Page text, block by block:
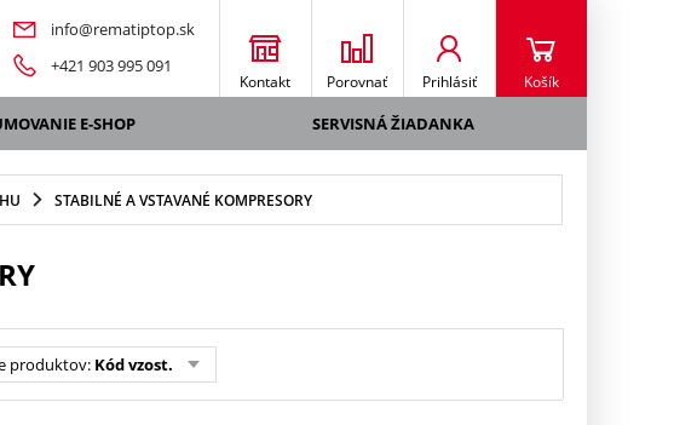
info@rematiptop.sk
+421 903 995 091
Kontakt Porovnať Prihlásiť Košík
E-SHOP SERVISNÁ ŽIADANKA
STABILNÉ A VSTAVANÉ KOMPRESORY
produktov: Kód vzost.